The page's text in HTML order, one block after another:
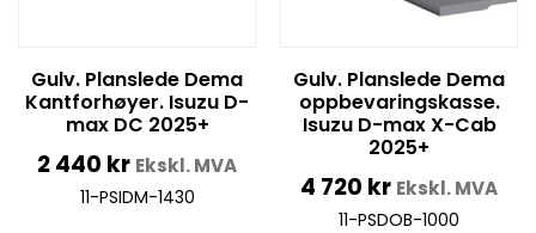
Gulv. Planslede Dema
Kantforhøyer. Isuzu D-
max DC 2025+
2 440 kr Ekskl. MVA
11-PSIDM-1430
Gulv. Planslede Dema
oppbevaringskasse.
Isuzu D-max X-Cab
2025+
4 720 kr Ekskl. MVA
11-PSDOB-1000